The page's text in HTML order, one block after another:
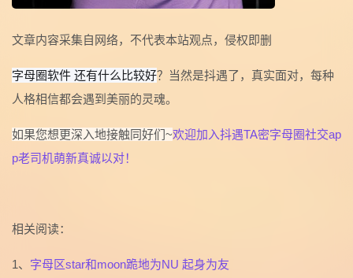
文章内容采集自网络，不代表本站观点，侵权即删
字母圈软件 还有什么比较好？当然是抖遇了，真实面对，每种
人格相信都会遇到美丽的灵魂。
如果您想更深入地接触同好们~欢迎加入抖遇TA密字母圈社交ap
p老司机萌新真诚以对！
相关阅读：
1、 字母区star和moon跪地为NU 起身为友